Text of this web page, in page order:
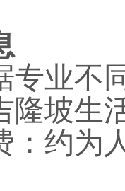
专业不
隆坡生
：约为